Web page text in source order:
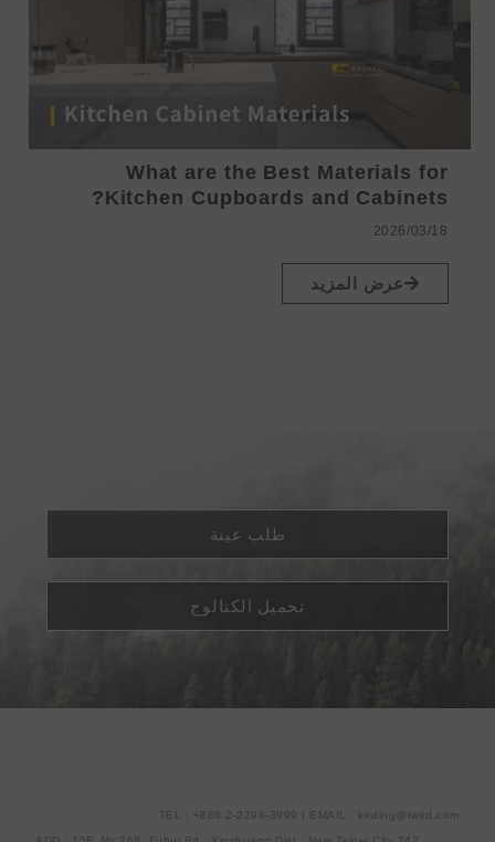
What are the Best Materials for
Kitchen Cupboards and Cabinets?
2026/03/18
عرض المزيد
طلب عينة
تحميل الكتالوج
TEL：+886 2-2296-3999 | EMAIL : keding@twkd.com